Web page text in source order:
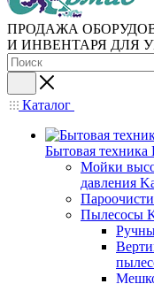
ПРОДАЖА
И ИНВЕНТАРЯ ДЛЯ
Каталог
Бытовая техника
Мойки
давления
Пылесосы